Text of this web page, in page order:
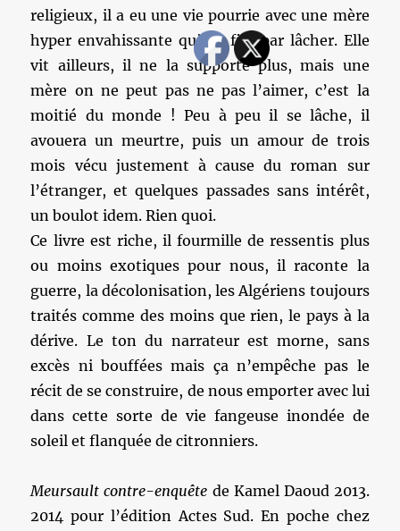
religieux, il a eu une vie pourrie avec une mère
hyper envahissante qu’il a fini par lâcher. Elle
vit ailleurs, il ne la supporte plus, mais une
mère on ne peut pas ne pas l’aimer, c’est la
moitié du monde ! Peu à peu il se lâche, il
avouera un meurtre, puis un amour de trois
mois vécu justement à cause du roman sur
l’étranger, et quelques passades sans intérêt,
un boulot idem. Rien quoi.
Ce livre est riche, il fourmille de ressentis plus
ou moins exotiques pour nous, il raconte la
guerre, la décolonisation, les Algériens toujours
traités comme des moins que rien, le pays à la
dérive. Le ton du narrateur est morne, sans
excès ni bouffées mais ça n’empêche pas le
récit de se construire, de nous emporter avec lui
dans cette sorte de vie fangeuse inondée de
soleil et flanquée de citronniers.
Meursault contre-enquête de Kamel Daoud 2013.
2014 pour l’édition Actes Sud. En poche chez